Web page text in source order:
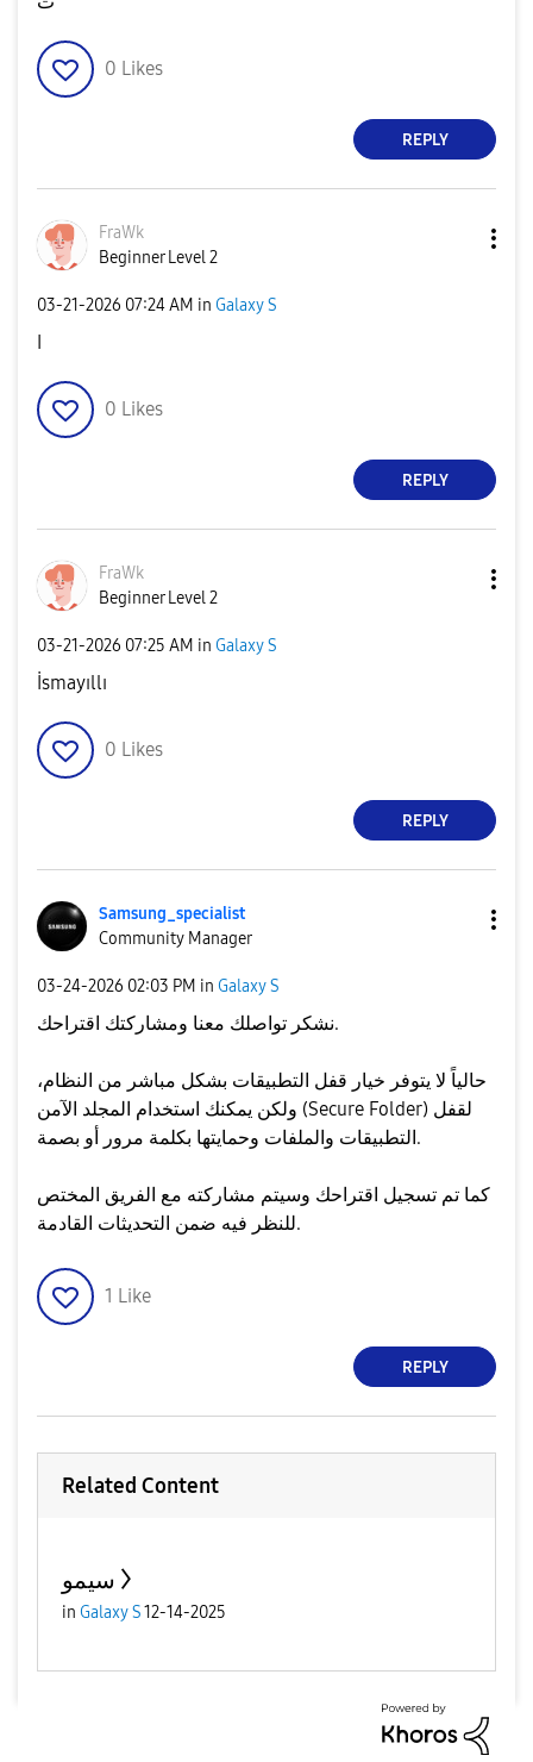
0 Likes
REPLY
FraWk
Beginner Level 2
‎03-21-2026 07:24 AM in Galaxy S
I
0 Likes
REPLY
FraWk
Beginner Level 2
‎03-21-2026 07:25 AM in Galaxy S
İsmayıllı
0 Likes
REPLY
Samsung_specialist
Community Manager
‎03-24-2026 02:03 PM in Galaxy S
نشكر تواصلك معنا ومشاركتك اقتراحك.
حالياً لا يتوفر خيار قفل التطبيقات بشكل مباشر من النظام،
ولكن يمكنك استخدام المجلد الآمن (Secure Folder) لقفل
التطبيقات والملفات وحمايتها بكلمة مرور أو بصمة.
كما تم تسجيل اقتراحك وسيتم مشاركته مع الفريق المختص
للنظر فيه ضمن التحديثات القادمة.
1 Like
REPLY
Related Content
سيمو
in Galaxy S12-14-2025